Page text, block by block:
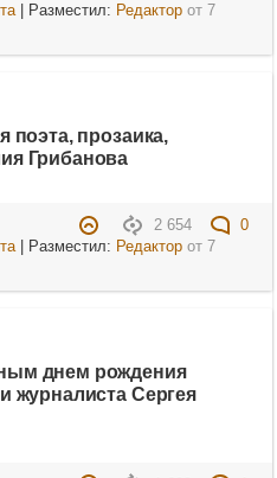
| Разместил: Редакторот 7
поэта, прозаика,
Грибанова
2 654
0
| Разместил: Редакторот 7
днем рождения
журналиста Сергея